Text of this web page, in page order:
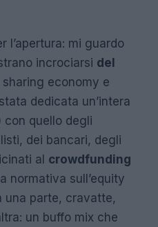
l’apertura: mi guardo
incrociarsi del
economy e
dedicata un’intera
quello degli
dei bancari, degli
al crowdfunding
normativa sull’equity
una parte, cravatte,
un buffo mix che